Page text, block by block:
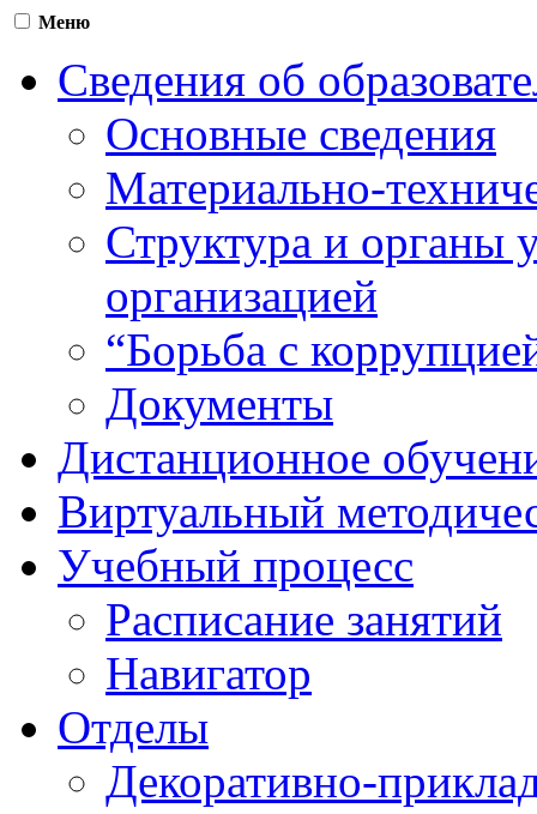
Меню
Сведения об
Основные сведения
Материально-
Структура и органы
организацией
“Борьба с
Документы
Дистанционное
Виртуальный
Учебный процесс
Расписание занятий
Навигатор
Отделы
Декоративно-